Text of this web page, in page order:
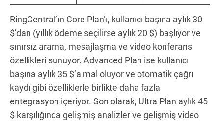
RingCentral’ın Core Plan’ı, kullanıcı başına aylık 30
$’dan (yıllık ödeme seçilirse aylık 20 $) başlıyor ve
sınırsız arama, mesajlaşma ve video konferans
özellikleri sunuyor. Advanced Plan ise kullanıcı
başına aylık 35 $’a mal oluyor ve otomatik çağrı
kaydı gibi özelliklerle birlikte daha fazla
entegrasyon içeriyor. Son olarak, Ultra Plan aylık 45
$ karşılığında gelişmiş analizler ve gelişmiş video